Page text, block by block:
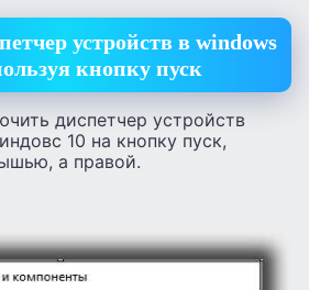
устройств в windows
кнопку пуск
диспетчер устройств
10 на кнопку пуск,
а правой.